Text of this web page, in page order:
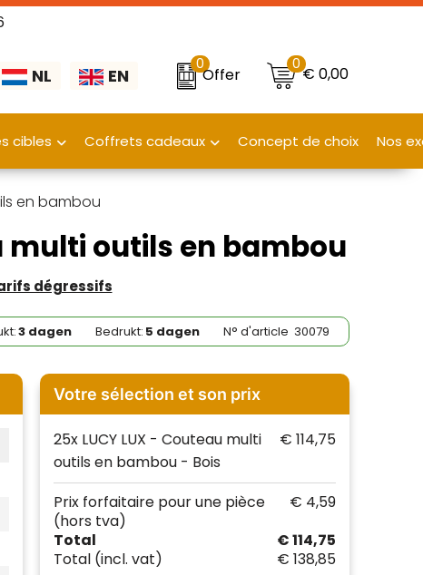
NL EN
0
Offer
0€ 0,00
cibles Coffrets cadeaux Concept de choix Nos
en bambou
multi outils en bambou
dégressifs
3 dagen Bedrukt: 5 dagen N° d'article30079
Votre sélection et son prix
25x LUCY LUX - Couteau multi
outils en bambou - Bois
€ 114,75
Total
€ 114,75
Total (incl. vat) € 138,85
Prix forfaitaire pour une pièce
(hors tva)
€ 4,59